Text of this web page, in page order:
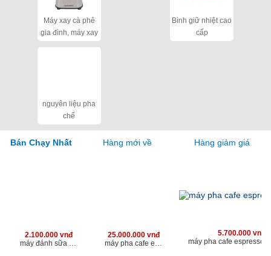
Máy xay cà phê
gia đình, máy xay
Bình giữ nhiệt cao
cấp
nguyên liệu pha
chế
Bán Chạy Nhất Hàng mới về Hàng giảm giá
2.100.000 vnđ
máy đánh sữa tạo bọt chuyên nghiệp cho quán
25.000.000 vnđ
máy pha cafe espresso chuyên nghiệp kahchan
5.700.000 vnđ
máy pha cafe espresso